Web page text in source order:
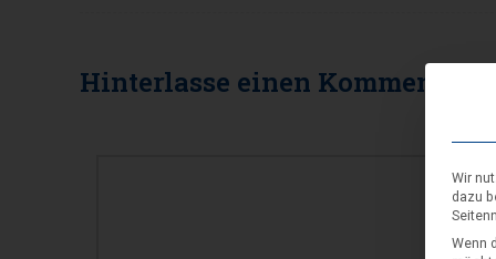
Hinterlasse einen Kommentar
Wir
dazu
Wenn